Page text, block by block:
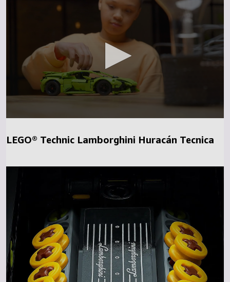
LEGO® Technic Lamborghini Huracán Tecnica